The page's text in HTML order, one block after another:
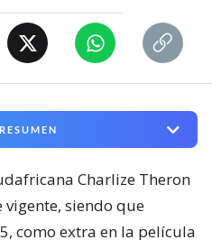
Charlize Theron
siendo que
como extra en la película